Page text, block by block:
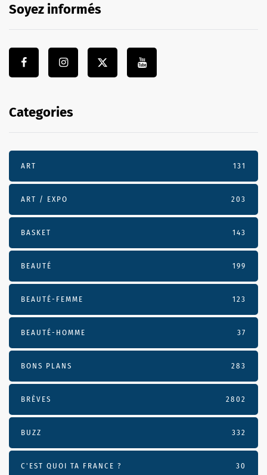
Soyez informés
Categories
ART 131
ART / EXPO 203
BASKET 143
BEAUTÉ 199
BEAUTÉ-FEMME 123
BEAUTÉ-HOMME 37
BONS PLANS 283
BRÈVES 2802
BUZZ 332
C'EST QUOI TA FRANCE ? 30